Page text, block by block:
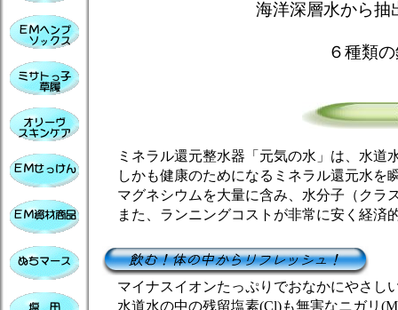
海洋深層水から抽
６種類
ミネラル還元整水器「元気の水」は、水道
しかも健康のためになるミネラル還元水を
マグネシウムを大量に含み、水分子（クラ
また、ランニングコストが非常に安く経済
マイナスイオンたっぷりでおなかにやさし
水道水の中の残留塩素(Cl)も無害なニガリ